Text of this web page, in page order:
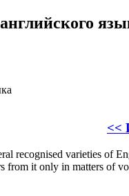
<<
recognised varieties
it only in matters of